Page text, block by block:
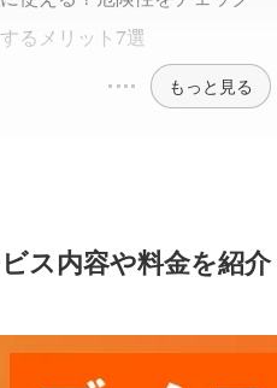
るメリット7選
もっと見る
ス内容や料金を紹介